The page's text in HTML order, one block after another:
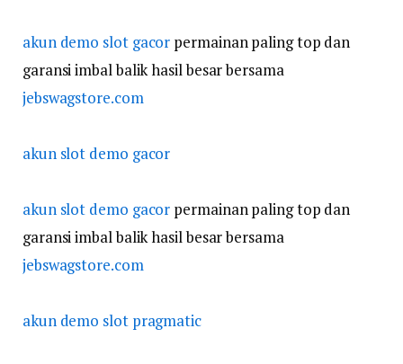
akun demo slot gacor permainan paling top dan
garansi imbal balik hasil besar bersama
jebswagstore.com
akun slot demo gacor
akun slot demo gacor permainan paling top dan
garansi imbal balik hasil besar bersama
jebswagstore.com
akun demo slot pragmatic